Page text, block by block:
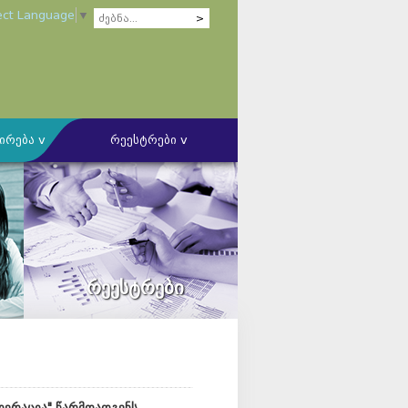
Language ▼
კომიტეტი
კომპანიებთან ურთიერთობის
ბუღალტერთა კომპეტენციის
წარმოების წესის შესახებ
v რეესტრები v
რეესტრები